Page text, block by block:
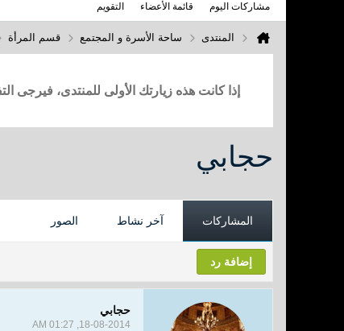
مشاركات اليوم قائمة الأعضاء التقويم
المنتدى ساحة الأسرة و المجتمع قسم المرأة
إذا كانت هذه زيارتك الأولى للمنتدى، فيرجى
حجابي
المشاركات آخر نشاط الصور
إضافة رد
حجابي
18-08-2014, 01:27 AM